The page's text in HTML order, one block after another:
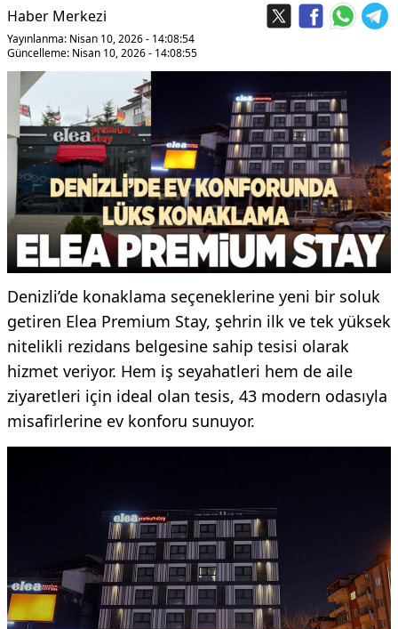
Haber Merkezi
Yayınlanma: Nisan 10, 2026 - 14:08:54
Güncelleme: Nisan 10, 2026 - 14:08:55
Denizli’de konaklama seçeneklerine yeni bir soluk
getiren Elea Premium Stay, şehrin ilk ve tek yüksek
nitelikli rezidans belgesine sahip tesisi olarak
hizmet veriyor. Hem iş seyahatleri hem de aile
ziyaretleri için ideal olan tesis, 43 modern odasıyla
misafirlerine ev konforu sunuyor.